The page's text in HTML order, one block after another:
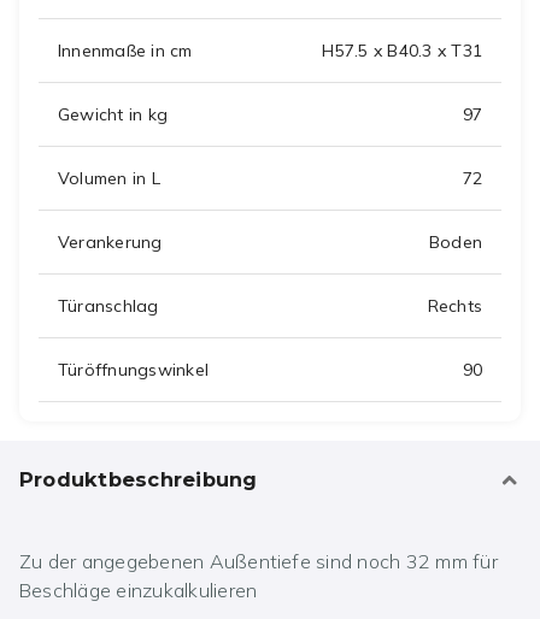
Innenmaße in cm H57.5 x B40.3 x T31
Gewicht in kg 97
Volumen in L 72
Verankerung Boden
Türanschlag Rechts
Türöffnungswinkel 90
Produktbeschreibung
Zu der angegebenen Außentiefe sind noch 32 mm für
Beschläge einzukalkulieren